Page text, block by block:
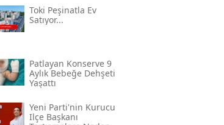
Toki̇ Peşinatla Ev
Satıyor...
Patlayan Konserve 9
Aylık Bebeğe Dehşeti
Yaşattı
Yeni Parti'nin Kurucu
Ilçe Başkanı